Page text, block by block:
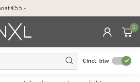
€55,-
0
€Incl. btw